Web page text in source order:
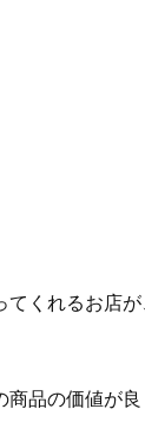
くれるお店が
品の価値が